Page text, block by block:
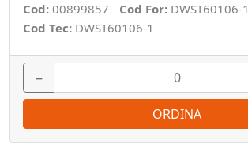
Cod: 00899857 Cod For: DWST60106-1
Cod Tec: DWST60106-1
−
ORDINA